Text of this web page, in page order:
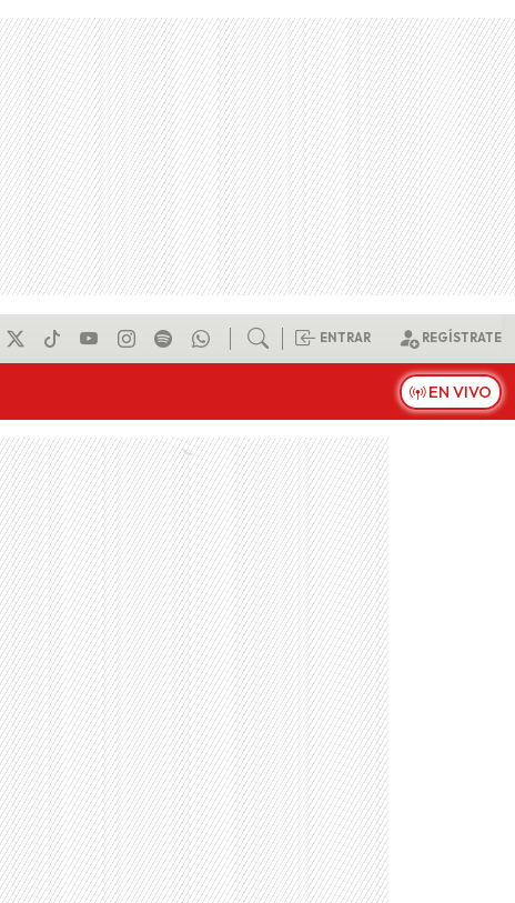
ENTRAR REGÍSTRATE
EN VIVO